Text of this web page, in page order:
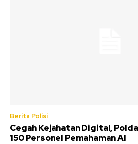
Berita Polisi
Cegah Kejahatan Digital,
150 Personel Pemahaman AI